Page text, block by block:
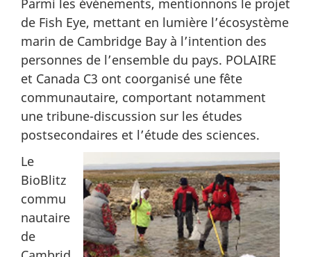
Parmi les événements, mentionnons le projet
de Fish Eye, mettant en lumière l’écosystème
marin de Cambridge Bay à l’intention des
personnes de l’ensemble du pays. POLAIRE
et Canada C3 ont coorganisé une fête
communautaire, comportant notamment
une tribune-discussion sur les études
postsecondaires et l’étude des sciences.
Le
BioBlitz
commu
nautaire
de